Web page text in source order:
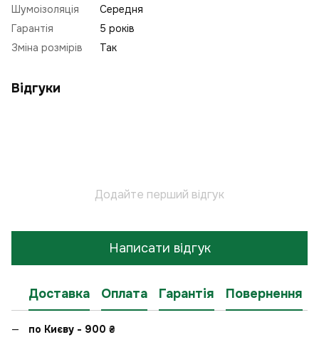
Шумоізоляція
Середня
Гарантія
5 років
Зміна розмірів
Так
Відгуки
Додайте перший відгук
Написати відгук
Доставка Оплата Гарантія Повернення
по Києву - 900 ₴